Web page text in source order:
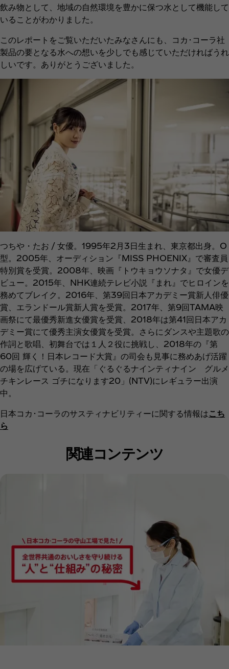
飲み物として、地域の自然環境を豊かに保つ水として機能して
いることがわかりました。
このレポートをご覧いただいたみなさんにも、コカ･コーラ社
製品の要となる水への想いを少しでも感じていただければうれ
しいです。ありがとうございました。
つちや・たお / 女優。1995年2月3日生まれ、東京都出身。O
型。2005年、オーディション『MISS PHOENIX』で審査員
特別賞を受賞。2008年、映画『トウキョウソナタ』で女優デ
ビュー。2015年、NHK連続テレビ小説『まれ』でヒロインを
務めてブレイク。2016年、第39回日本アカデミー賞新人俳優
賞、エランドール賞新人賞を受賞。2017年、第9回TAMA映
画祭にて最優秀新進女優賞を受賞、2018年は第41回日本アカ
デミー賞にて優秀主演女優賞を受賞。さらにダンスや主題歌の
作詞と歌唱、初舞台では１人２役に挑戦し、2018年の『第
60回 輝く！日本レコード大賞』の司会も見事に務めあげ活躍
の場を広げている。現在「ぐるぐるナインティナイン グルメ
チキンレース ゴチになります20」(NTV)にレギュラー出演
中。
日本コカ･コーラのサスティナビリティーに関する情報はこち
ら
関連コンテンツ